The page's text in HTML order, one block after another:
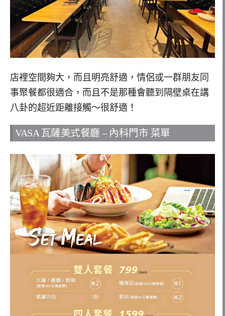
店裡空間夠大，而且明亮舒適，情侶或一群朋友同
事聚餐都很適合，而且不是那種會聽到隔壁桌在講
八卦的超近距離接觸～很舒適！
VASA 瓦薩美式餐廳 – 內科門市 菜單